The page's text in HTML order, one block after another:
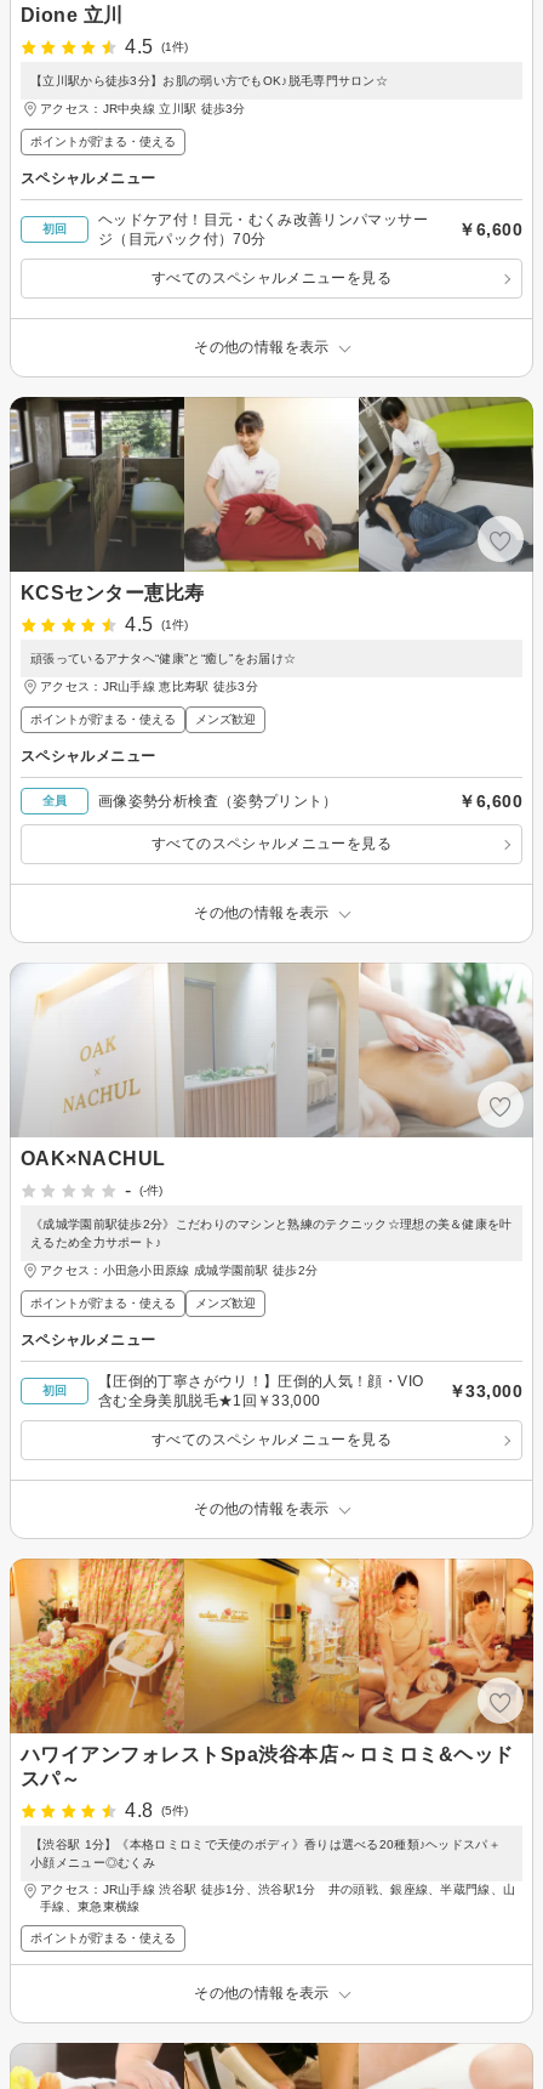
Dione 立川
4.5
(1件)
【立川駅から徒歩3分】お肌の弱い方でもOK♪脱毛専門サロン☆
アクセス：JR中央線 立川駅 徒歩3分
ポイントが貯まる・使える
スペシャルメニュー
初回
ヘッドケア付！目元・むくみ改善リンパマッサー
ジ（目元パック付）70分
￥6,600
すべてのスペシャルメニューを見る
その他の情報を表示
KCSセンター恵比寿
4.5
(1件)
頑張っているアナタへ“健康”と“癒し”をお届け☆
アクセス：JR山手線 恵比寿駅 徒歩3分
ポイントが貯まる・使える メンズ歓迎
スペシャルメニュー
全員 画像姿勢分析検査（姿勢プリント） ￥6,600
すべてのスペシャルメニューを見る
その他の情報を表示
OAK×NACHUL
-
(-件)
《成城学園前駅徒歩2分》こだわりのマシンと熟練のテクニック☆理想の美＆健康を叶
えるため全力サポート♪
アクセス：小田急小田原線 成城学園前駅 徒歩2分
ポイントが貯まる・使える メンズ歓迎
スペシャルメニュー
初回
【圧倒的丁寧さがウリ！】圧倒的人気！顔・VIO
含む全身美肌脱毛★1回￥33,000
￥33,000
すべてのスペシャルメニューを見る
その他の情報を表示
ハワイアンフォレストSpa渋谷本店～ロミロミ&ヘッド
スパ～
4.8
(5件)
【渋谷駅 1分】《本格ロミロミで天使のボディ》香りは選べる20種類♪ヘッドスパ＋
小顔メニュー◎むくみ
アクセス：JR山手線 渋谷駅 徒歩1分、渋谷駅1分 井の頭戦、銀座線、半蔵門線、山
手線、東急東横線
ポイントが貯まる・使える
その他の情報を表示